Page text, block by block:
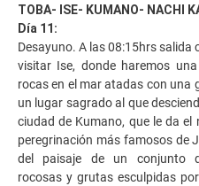
TOBA- ISE- KUMANO- NACHI
Día 11:
Desayuno. A las 08:15hrs salida
visitar Ise, donde haremos
rocas en el mar atadas con una
un lugar sagrado al que
ciudad de Kumano, que le da
peregrinación más famosos de
del paisaje de un conjunto
rocosas y grutas esculpidas